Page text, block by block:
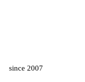
since 2007